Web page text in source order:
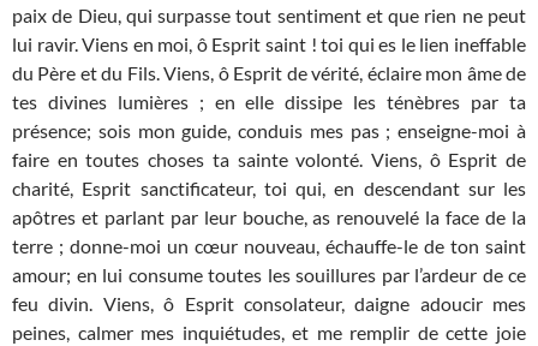
paix de Dieu, qui surpasse tout sentiment et que rien ne peut
lui ravir. Viens en moi, ô Esprit saint ! toi qui es le lien ineffable
du Père et du Fils. Viens, ô Esprit de vérité, éclaire mon âme de
tes divines lumières ; en elle dissipe les ténèbres par ta
présence; sois mon guide, conduis mes pas ; enseigne-moi à
faire en toutes choses ta sainte volonté. Viens, ô Esprit de
charité, Esprit sanctificateur, toi qui, en descendant sur les
apôtres et parlant par leur bouche, as renouvelé la face de la
terre ; donne-moi un cœur nouveau, échauffe-le de ton saint
amour; en lui consume toutes les souillures par l’ardeur de ce
feu divin. Viens, ô Esprit consolateur, daigne adoucir mes
peines, calmer mes inquiétudes, et me remplir de cette joie